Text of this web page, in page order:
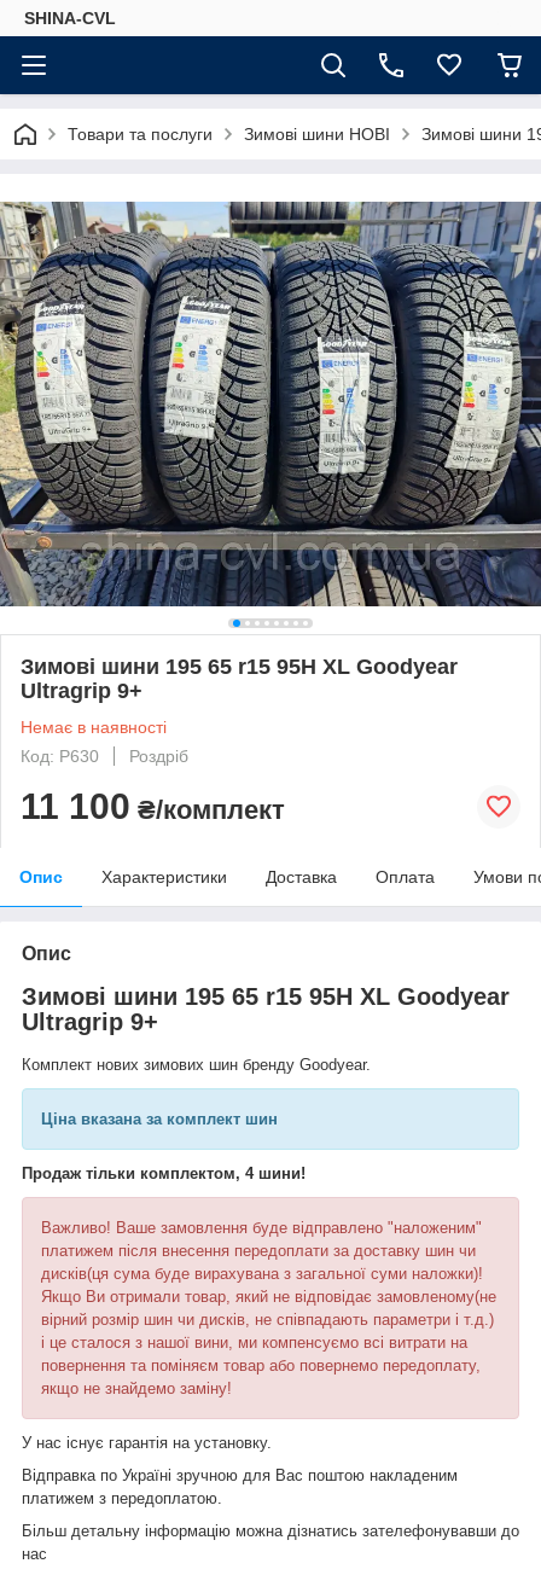
SHINA-CVL
Товари та послуги Зимові шини НОВІ Зимові шини
Зимові шини 195 65 r15 95H XL Goodyear
Ultragrip 9+
Немає в наявності
Код: Р630
Роздріб
11 100 ₴/комплект
Опис Характеристики Доставка Оплата Умови
Опис
Зимові шини 195 65 r15 95H XL Goodyear
Ultragrip 9+
Комплект нових зимових шин бренду Goodyear.
Ціна вказана за комплект шин
Продаж тільки комплектом, 4 шини!
Важливо! Ваше замовлення буде відправлено "наложеним"
платижем після внесення передоплати за доставку шин чи
дисків(ця сума буде вирахувана з загальної суми наложки)!
Якщо Ви отримали товар, який не відповідає замовленому(не
вірний розмір шин чи дисків, не співпадають параметри і т.д.)
і це сталося з нашої вини, ми компенсуємо всі витрати на
повернення та поміняєм товар або повернемо передоплату,
якщо не знайдемо заміну!
У нас існує гарантія на установку.
Відправка по Україні зручною для Вас поштою накладеним
платижем з передоплатою.
Більш детальну інформацію можна дізнатись зателефонувавши до
нас